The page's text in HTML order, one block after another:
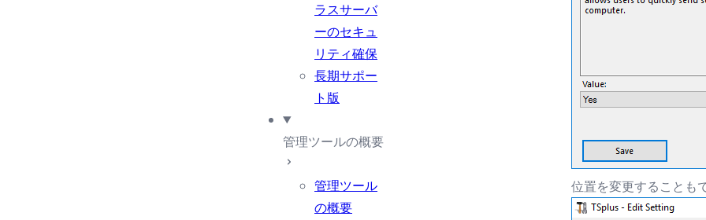
ラスサーバ
ーのセキュ
リティ確保
長期サポー
ト版
管理ツールの概要
管理ツール
の概要
位置を変更することも